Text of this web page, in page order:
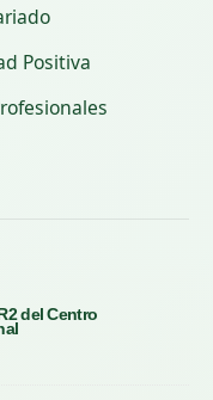
Positiva
del Centro